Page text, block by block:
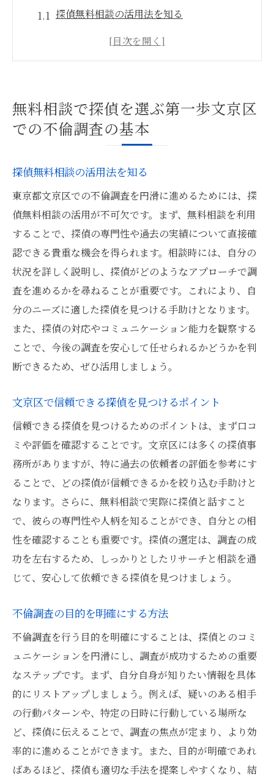
探偵無料相談の活用法を知る
文京区で信頼できる探偵を見つけるポイン
無料相談での料金体系の確認方法
不倫調査で大切なプライバシー保護
の調査を依頼
探偵事務所の選び方を無料相談で学ぶ
文京区での不倫調査に必要な情報収集
相談時に得られる具体的な事例紹介
無料相談で確認すべき契約内容
探偵の調査方法とその信頼性を理解する
安心して依頼するための探偵事務所の特徴
専門家のアドバイスを活用探偵相談で不倫調査
を成功させる
探偵の専門知識を最大限に活かす方法
専門家によるアドバイスの具体的活用法
調査報告書の活用方法を相談で学ぶ
文京区での不倫調査成功事例と学び
探偵に無料相談する意義料金と調査方法の理解
を深める
無料相談を通じて探偵の料金を把握
文京区の探偵料金相場を知る
調査方法の詳細を相談で確認する
料金と調査結果のバランスを考慮する
文京区で探偵を活用する鍵無料相談で調査の全
貌を知る
探偵無料相談の意義とその利点
不倫調査における文京区の特性
相談で知る調査の流れと注意点
探偵の選び方で重要な確認事項
無料相談で探偵を選ぶ第一歩文京区
での不倫調査の基本
探偵無料相談の活用法を知る
東京都文京区での不倫調査を円滑に進めるためには、探
偵無料相談の活用が不可欠です。まず、無料相談を利用
することで、探偵の専門性や過去の実績について直接確
認できる貴重な機会を得られます。相談時には、自分の
状況を詳しく説明し、探偵がどのようなアプローチで調
査を進めるかを尋ねることが重要です。これにより、自
分のニーズに適した探偵を見つける手助けとなります。
また、探偵の対応やコミュニケーション能力を観察する
ことで、今後の調査を安心して任せられるかどうかを判
断できるため、ぜひ活用しましょう。
文京区で信頼できる探偵を見つけるポイント
信頼できる探偵を見つけるためのポイントは、まず口コ
ミや評価を確認することです。文京区には多くの探偵事
務所がありますが、特に過去の依頼者の評価を参考にす
ることで、どの探偵が信頼できるかを絞り込む手助けと
なります。さらに、無料相談で実際に探偵と話すこと
で、彼らの専門性や人柄を知ることができ、自分との相
性を確認することも重要です。探偵の選定は、調査の成
功を左右するため、しっかりとしたリサーチと相談を通
じて、安心して依頼できる探偵を見つけましょう。
不倫調査の目的を明確にする方法
不倫調査を行う目的を明確にすることは、探偵とのコミ
ュニケーションを円滑にし、調査が成功するための重要
なステップです。まず、自分自身が知りたい情報を具体
的にリストアップしましょう。例えば、疑いのある相手
の行動パターンや、特定の日時に行動している場所な
ど、探偵に伝えることで、調査の焦点が定まり、より効
率的に進めることができます。また、目的が明確であれ
ばあるほど、探偵も適切な手法を提案しやすくなり、結